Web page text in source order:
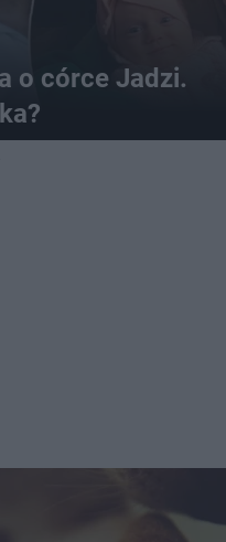
o córce Jadzi.